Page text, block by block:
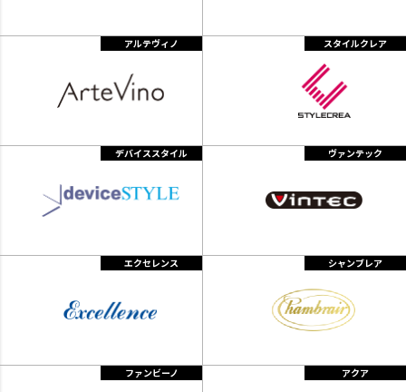
アルテヴィノ スタイルクレア
デバイススタイル ヴァンテック
エクセレンス シャンブレア
ファンビーノ アクア